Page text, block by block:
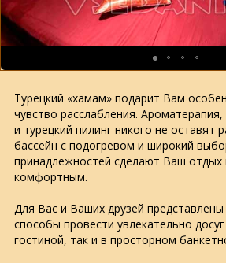
Турецкий «хамам» подарит Вам
чувство расслабления. Ароматерапия,
и турецкий пилинг никого не оставят
бассейн с подогревом и широкий
принадлежностей сделают Ваш отдых
комфортным.
Для Вас и Ваших друзей представлены
способы провести увлекательно досуг
гостиной, так и в просторном